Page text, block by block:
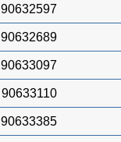
90632597
90632689
90633097
90633110
90633385